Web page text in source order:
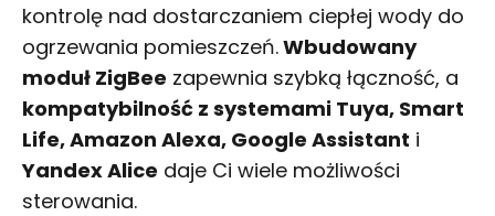
kontrolę nad dostarczaniem ciepłej wody do
ogrzewania pomieszczeń.Wbudowany
moduł ZigBee zapewnia szybką łączność, a
kompatybilność z systemami Tuya, Smart
Life, Amazon Alexa, Google Assistant i
Yandex Alice daje Ci wiele możliwości
sterowania.